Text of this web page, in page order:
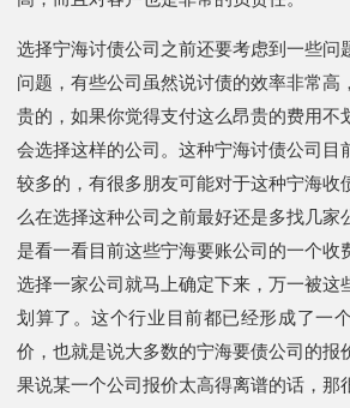
选择宁海讨债公司之前还要考虑到一些问
问题，有些公司虽然说讨债的效率非常高
贵的，如果你觉得支付这么昂贵的费用不
会选择这样的公司。这种宁海讨债公司目
较多的，有很多朋友可能对于这种宁海收
么在选择这种公司之前最好还是多找几家
是看一看目前这些宁海要账公司的一个收
选择一家公司就马上确定下来，万一被这
划算了。这个行业目前都已经形成了一
价，也就是说大多数的宁海要债公司的报
果说某一个公司报价太高得离谱的话，那